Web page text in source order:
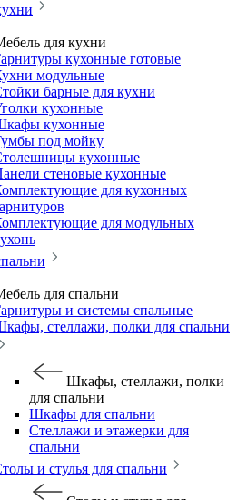
для кухни
кухонные готовые
модульные
барные для кухни
кухонные
кухонные
под мойку
кухонные
стеновые кухонные
для кухонных
для модульных
для спальни
и системы спальные
стеллажи, полки для спальни
Шкафы, стеллажи, полки
для спальни
Шкафы для спальни
Стеллажи и этажерки для
спальни
и стулья для спальни